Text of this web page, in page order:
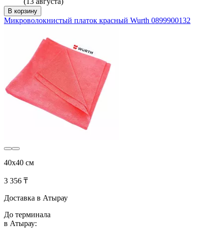
В корзину
Микроволокнистый платок красный Wurth 0899900132
40x40 см
3 356 ₸
Доставка в Атырау
До терминала
в Атырау: